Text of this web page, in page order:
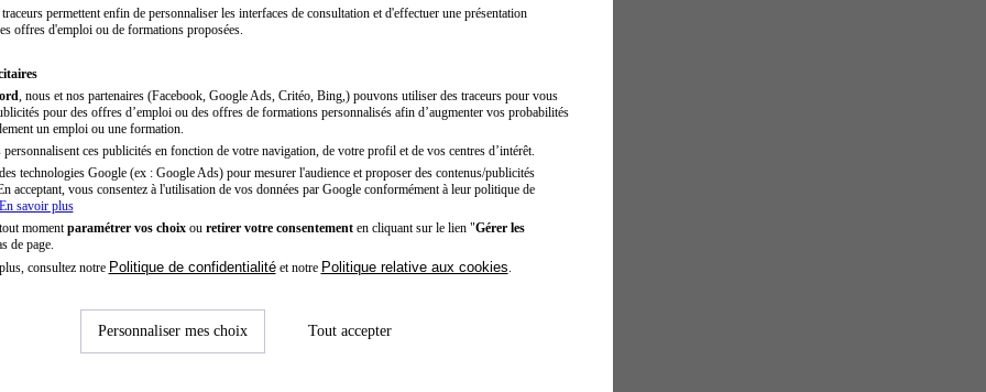
permettent enfin de personnaliser les interfaces de consultation et d'effectuer une présentation
offres d'emploi ou de formations proposées.
, nous et nos partenaires (Facebook, Google Ads, Critéo, Bing,) pouvons utiliser des traceurs pour vous
pour des offres d’emploi ou des offres de formations personnalisés afin d’augmenter vos probabilités
un emploi ou une formation.
ces publicités en fonction de votre navigation, de votre profil et de vos centres d’intérêt.
technologies Google (ex : Google Ads) pour mesurer l'audience et proposer des contenus/publicités
acceptant, vous consentez à l'utilisation de vos données par Google conformément à leur politique de
savoir plus
moment paramétrer vos choixou retirer votre consentementen cliquant sur le lien "Gérer les
de page.
consultez notre Politique de confidentialitéet notre Politique relative aux cookies
Personnaliser mes choix Tout accepter